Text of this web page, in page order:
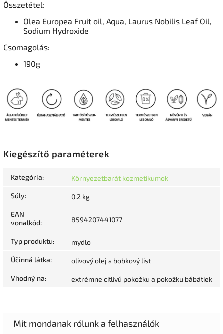
Összetétel:
Olea Europea Fruit oil, Aqua, Laurus Nobilis Leaf Oil,
Sodium Hydroxide
Csomagolás:
190g
Kiegészítő paraméterek
Kategória: Környezetbarát kozmetikumok
Súly: 0.2 kg
EAN
vonalkód: 8594207441077
Typ produktu: mydlo
Účinná látka: olivový olej a bobkový list
Vhodný na: extrémne citlivú pokožku a pokožku bábätiek